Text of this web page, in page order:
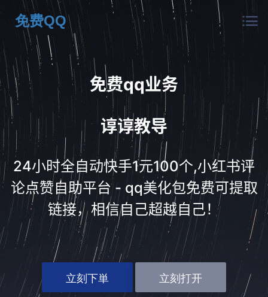
免费QQ
免费qq业务
谆谆教导
24小时全自动快手1元100个,小红书评
论点赞自助平台 - qq美化包免费可提取
链接，相信自己超越自己！
立刻下単 立刻打开